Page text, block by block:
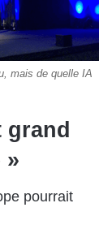
mais de quelle IA
grand
»
pourrait